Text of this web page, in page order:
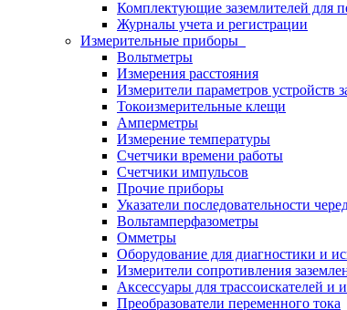
Комплектующие заземлителей для
Журналы учета и регистрации
Измерительные приборы
Вольтметры
Измерения расстояния
Измерители параметров
Токоизмерительные клещи
Амперметры
Измерение температуры
Счетчики времени работы
Счетчики импульсов
Прочие приборы
Указатели последовательности
Вольтамперфазометры
Омметры
Оборудование для диагностики и
Измерители сопротивления
Аксессуары для трассоискателей и
Преобразователи переменного тока